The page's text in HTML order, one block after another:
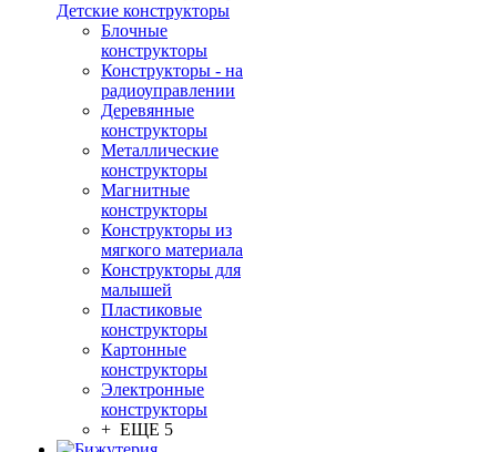
Детские конструкторы
Блочные
конструкторы
Конструкторы - на
радиоуправлении
Деревянные
конструкторы
Металлические
конструкторы
Магнитные
конструкторы
Конструкторы из
мягкого материала
Конструкторы для
малышей
Пластиковые
конструкторы
Картонные
конструкторы
Электронные
конструкторы
+ ЕЩЕ 5